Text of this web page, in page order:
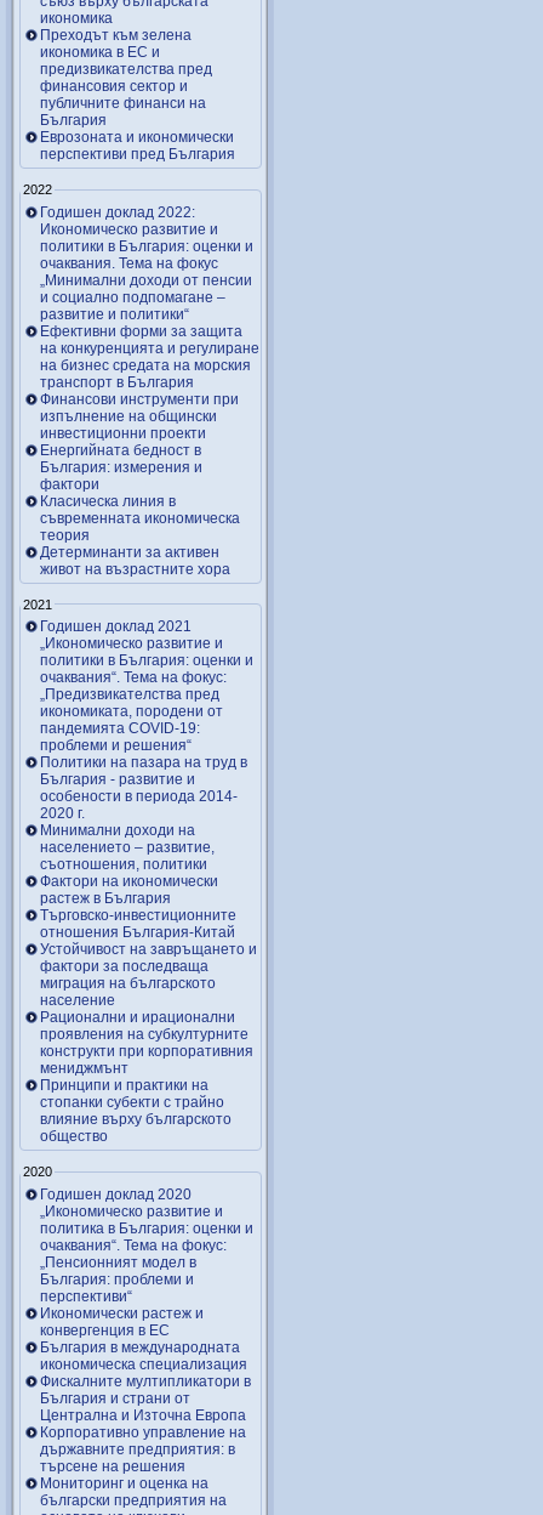
икономика
Преходът към зелена
икономика в ЕС и
предизвикателства пред
финансовия сектор и
публичните финанси на
България
Еврозоната и икономически
перспективи пред България
2022
Годишен доклад 2022:
Икономическо развитие и
политики в България: оценки и
очаквания. Тема на фокус
„Минимални доходи от пенсии
и социално подпомагане –
развитие и политики“
Ефективни форми за защита
на конкуренцията и регулиране
на бизнес средата на морския
транспорт в България
Финансови инструменти при
изпълнение на общински
инвестиционни проекти
Енергийната бедност в
България: измерения и
фактори
Класическа линия в
съвременната икономическа
теория
Детерминанти за активен
живот на възрастните хора
2021
Годишен доклад 2021
„Икономическо развитие и
политики в България: оценки и
очаквания“. Тема на фокус:
„Предизвикателства пред
икономиката, породени от
пандемията COVID-19:
проблеми и решения“
Политики на пазара на труд в
България - развитие и
особености в периода 2014-
2020 г.
Минимални доходи на
населението – развитие,
съотношения, политики
Фактори на икономически
растеж в България
Търговско-инвестиционните
отношения България-Китай
Устойчивост на завръщането и
фактори за последваща
миграция на българското
население
Рационални и ирационални
проявления на субкултурните
конструкти при корпоративния
мениджмънт
Принципи и практики на
стопанки субекти с трайно
влияние върху българското
общество
2020
Годишен доклад 2020
„Икономическо развитие и
политика в България: оценки и
очаквания“. Тема на фокус:
„Пенсионният модел в
България: проблеми и
перспективи“
Икономически растеж и
конвергенция в ЕС
България в международната
икономическа специализация
Фискалните мултипликатори в
България и страни от
Централна и Източна Европа
Корпоративно управление на
държавните предприятия: в
търсене на решения
Мониторинг и оценка на
български предприятия на